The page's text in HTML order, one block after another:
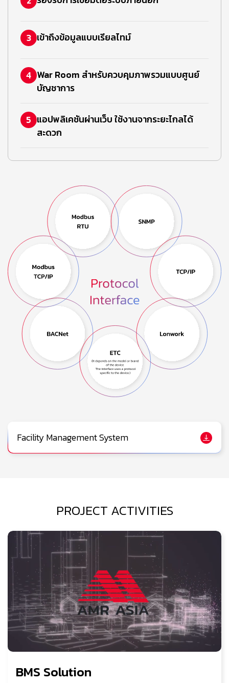
3 เข้าถึงข้อมูลแบบเรียลไทม์
4 War Room สำหรับควบคุมภาพรวมแบบศูนย์
บัญชาการ
5 แอปพลิเคชันผ่านเว็บ ใช้งานจากระยะไกลได้
สะดวก
Facility Management System
PROJECT ACTIVITIES
BMS Solution